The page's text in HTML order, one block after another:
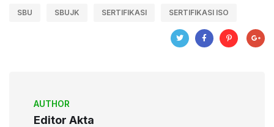
SBU SBUJK SERTIFIKASI SERTIFIKASI ISO
AUTHOR
Editor Akta